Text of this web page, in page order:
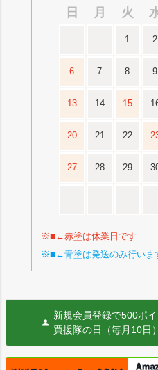
日
月 火
1 2
6 7 8 9
13 14 15
20 21 22
27 28 29
※■←赤塗は休業日です
※■←青塗は発送のみ行いま
新規会員登録で500ポ
買援隊の日（毎月10日